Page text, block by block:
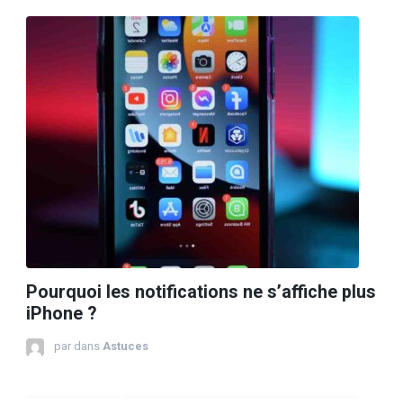
Pourquoi les notifications ne s’affiche plus
iPhone ?
par dans Astuces